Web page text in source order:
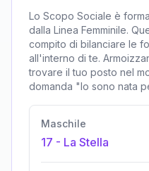
Lo Scopo Sociale è
dalla Linea Femminile.
compito di bilanciare le
all'interno di te.
trovare il tuo posto nel
domanda "Io sono nata
Maschile
17 - La Stella